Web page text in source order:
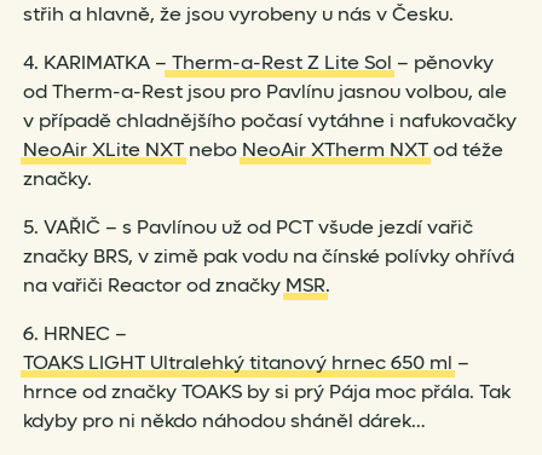
střih a hlavně, že jsou vyrobeny u nás v Česku.
4. KARIMATKA – Therm-a-Rest Z Lite Sol – pěnovky
od Therm-a-Rest jsou pro Pavlínu jasnou volbou, ale
v případě chladnějšího počasí vytáhne i nafukovačky
NeoAir XLite NXTnebo NeoAir XTherm NXTod téže
značky.
5. VAŘIČ – s Pavlínou už od PCT všude jezdí vařič
značky BRS, v zimě pak vodu na čínské polívky ohřívá
na vařiči Reactor od značky MSR.
6. HRNEC –
TOAKS LIGHT Ultralehký titanový hrnec 650 ml –
hrnce od značky TOAKS by si prý Pája moc přála. Tak
kdyby pro ni někdo náhodou sháněl dárek…